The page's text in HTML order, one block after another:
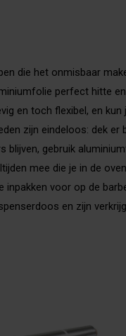
die het onmisbaar
perfect hitte
en toch flexibel, en kun
zijn eindeloos: dek er
blijven, gebruik
mee die je in de
voor op de
en zijn